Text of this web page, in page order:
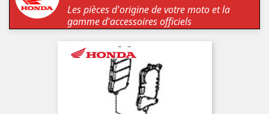
Les pièces d'origine de votre moto et la
gamme d'accessoires officiels